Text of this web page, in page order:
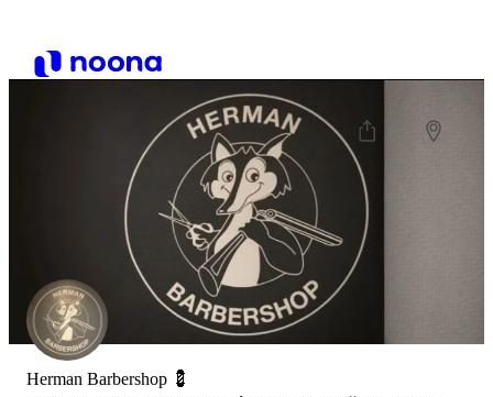
Herman Barbershop 💈